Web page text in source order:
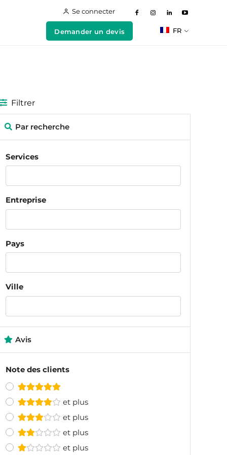
Se connecter
Demander un devis FR
Filtrer
Par recherche
Services
Entreprise
Pays
Ville
Avis
Note des clients
et plus
et plus
et plus
et plus